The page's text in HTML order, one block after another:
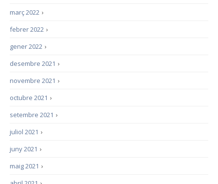
›
març 2022
›
febrer 2022
›
gener 2022
›
desembre 2021
›
novembre 2021
›
octubre 2021
›
setembre 2021
›
juliol 2021
›
juny 2021
›
maig 2021